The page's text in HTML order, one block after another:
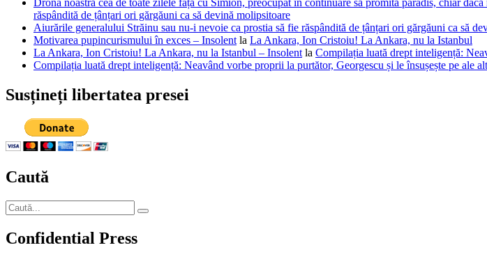
Drona noastră cea de toate zilele față cu Simion, preocupat în continuare să promită paradis, chiar
răspândită de țânțari ori gărgăuni ca să devină molipsitoare
Aiurările generalului Străinu sau nu-i nevoie ca prostia să fie răspândită de țânțari ori gărgăuni ca să
Motivarea pupincurismului în exces – Insolent la La Ankara, Ion Cristoiu! La Ankara, nu la Istanbul
La Ankara, Ion Cristoiu! La Ankara, nu la Istanbul – Insolent la Compilația luată drept inteligență:
Compilația luată drept inteligență: Neavând vorbe proprii la purtător, Georgescu și le însușește pe ale
Susțineți libertatea presei
Caută
Caută
după:
Căutare
Confidential Press